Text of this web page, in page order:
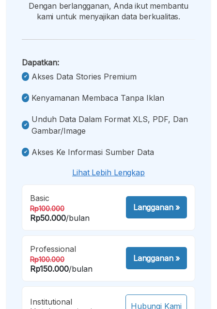
Dengan berlangganan, Anda ikut membantu
kami untuk menyajikan data berkualitas.
Dapatkan:
Akses Data Stories Premium
Kenyamanan Membaca Tanpa Iklan
Unduh Data Dalam Format XLS, PDF, Dan
Gambar/image
Akses Ke Informasi Sumber Data
Lihat Lebih Lengkap
Basic
Rp100.000
Rp50.000/bulan
Langganan»
Professional
Rp100.000
Rp150.000/bulan
Langganan»
Institutional
Hubungi Kami